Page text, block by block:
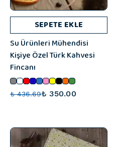
SEPETE EKLE
Su Ürünleri Mühendisi
Kişiye Özel Türk Kahvesi
Fincanı
₺ 436.69₺ 350.00